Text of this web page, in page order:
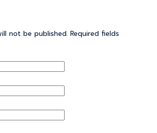
not be published. Required fields